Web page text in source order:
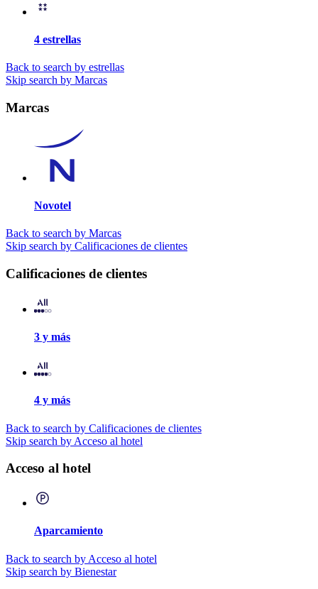
4 estrellas
Back to search by estrellas
Skip search by Marcas
Marcas
Novotel
Back to search by Marcas
Skip search by Calificaciones de clientes
Calificaciones de clientes
3 y más
4 y más
Back to search by Calificaciones de clientes
Skip search by Acceso al hotel
Acceso al hotel
Aparcamiento
Back to search by Acceso al hotel
Skip search by Bienestar